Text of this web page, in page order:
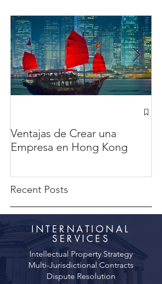
Ventajas de Crear una
Empresa en Hong Kong
Recent Posts
INTERNATIONAL
SERVICES
Intellectual Property Strategy
Multi-Jurisdictional Contracts
Dispute Resolution